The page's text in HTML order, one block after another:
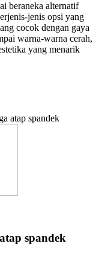
beraneka alternatif
jenis opsi yang
cocok dengan gaya
warna-warna cerah,
yang menarik
spandek